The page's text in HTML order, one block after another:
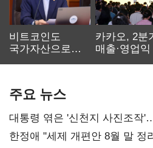
비트코인도
국가자산으로…'
카카오, 2분
매출·영업익
주요 뉴스
대통령 엮은 '신천지 사진조작
한정애 "세제 개편안 8월 말